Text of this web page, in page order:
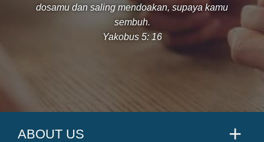
dosamu dan saling mendoakan, supaya kamu
sembuh.
Yakobus 5: 16
ABOUT US